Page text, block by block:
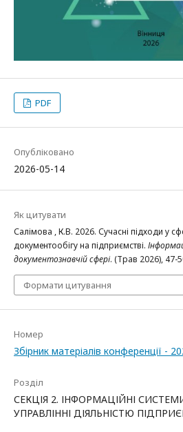
PDF
Опубліковано
2026-05-14
Як цитувати
Салімова , К.В. 2026. Сучасні підходи у
документообігу на підприємстві.
документознавчій сфері. (Трав 2026), 47-
Формати цитування
Номер
Збірник матеріалів конференції -
Розділ
СЕКЦІЯ 2. ІНФОРМАЦІЙНІ
УПРАВЛІННІ ДІЯЛЬНІСТЮ